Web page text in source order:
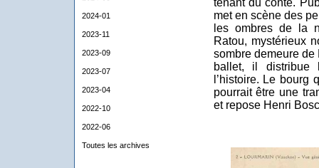
2024-01
2023-11
2023-09
2023-07
2023-04
2022-10
2022-06
Toutes les archives
tenant du conte.
met en scène des
les ombres de la
Ratou, mystérieux
sombre demeure de
ballet, il distribue
l’histoire. Le bourg
pourrait être une
et repose Henri